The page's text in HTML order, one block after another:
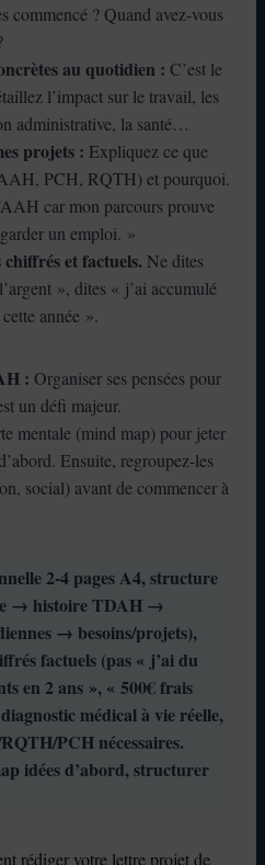
commencé ? Quand avez-vous
au quotidien : C’est le
l’impact sur le travail, les
administrative, la santé…
projets : Expliquez ce que
PCH, RQTH) et pourquoi.
car mon parcours prouve
un emploi. »
chiffrés et factuels. Ne dites
», dites « j’ai accumulé
année ».
: Organiser ses pensées pour
un défi majeur.
mentale (mind map) pour jeter
Ensuite, regroupez-les
social) avant de commencer à
2-4 pages A4, structure
→ histoire TDAH →
→ besoins/projets),
factuels (pas « j’ai du
en 2 ans », « 500€ frais
médical à vie réelle,
PCH nécessaires.
idées d’abord, structurer
rédiger votre lettre projet de